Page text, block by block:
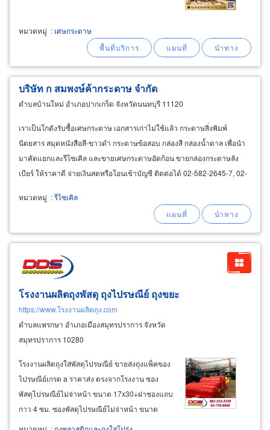
หมวดหมู่ : เศษกระดาษ
บริษัท ก สมพงษ์ค้ากระดาษ จำกัด
ตำบลบ้านใหม่ อำเภอปากเกร็ด จังหวัดนนทบุรี 11120
เราเป็นโกดังรับซื้อเศษกระดาษ เอกสารเก่าไม่ใช้แล้ว กระดาษสิ่งพิมพ์
นิตยสาร สมุดหนังสือสี-ขาวดำ กระดาษข้อสอบ กล่องสี กล่องน้ำตาล เพื่อนำ
มาคัดแยกและรีไซเคิล และขายเศษกระดาษอัดก้อน ขายกล่องกระดาษลัง
เบียร์ ให้ราคาดี จ่ายเงินสดหรือโอนเข้าบัญชี ติดต่อได้ 02-582-2645-7, 02-
หมวดหมู่ :รีไซเคิล
โรงงานผลิตถุงพัสดุ ถุงไปรษณีย์ ถุงขยะ
https://www.โรงงานผลิตถุง.com
ตำบลแพรกษา อำเภอเมืองสมุทรปราการ จังหวัด
สมุทรปราการ 10280
โรงงานผลิตถุงใส่พัสดุไปรษณีย์ ขายส่งถุงแพ็คของ
ไปรษณีย์เกรด a ราคาส่ง ตรงจากโรงงาน ซอง
พัสดุไปรษณีย์ไม่จ่าหน้า ขนาด 17x30+ฝาซองแถบ
กาว 4 ซม. ซองพัสดุไปรษณีย์ไม่จ่าหน้า ขนาด
20x30+ฝาซองแถบกาว 4 ซม. ซองพัสดุไปรษณีย์